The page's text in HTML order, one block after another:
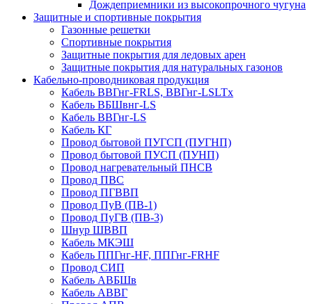
Дождеприемники из высокопрочного чугуна
Защитные и спортивные покрытия
Газонные решетки
Спортивные покрытия
Защитные покрытия для ледовых арен
Защитные покрытия для натуральных газонов
Кабельно-проводниковая продукция
Кабель ВВГнг-FRLS, ВВГнг-LSLTx
Кабель ВБШвнг-LS
Кабель ВВГнг-LS
Кабель КГ
Провод бытовой ПУГСП (ПУГНП)
Провод бытовой ПУСП (ПУНП)
Провод нагревательный ПНСВ
Провод ПВС
Провод ПГВВП
Провод ПуВ (ПВ-1)
Провод ПуГВ (ПВ-3)
Шнур ШВВП
Кабель МКЭШ
Кабель ППГнг-HF, ППГнг-FRHF
Провод СИП
Кабель АВБШв
Кабель АВВГ